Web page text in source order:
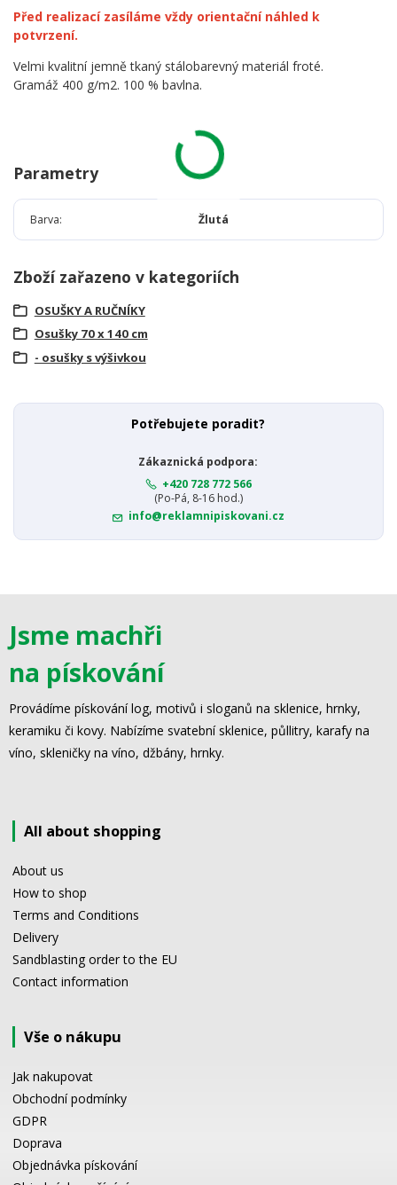
Před realizací zasíláme vždy orientační náhled k
potvrzení.
Velmi kvalitní jemně tkaný stálobarevný materiál froté.
Gramáž 400 g/m2. 100 % bavlna.
Parametry
Barva Žlutá
Zboží zařazeno v kategoriích
OSUŠKY A RUČNÍKY
Osušky 70 x 140 cm
- osušky s výšivkou
Potřebujete poradit?
Zákaznická podpora:
+420 728 772 566
(Po-Pá, 8-16 hod.)
info@reklamnipiskovani.cz
Jsme machři
na pískování
Provádíme pískování log, motivů i sloganů na sklenice, hrnky,
keramiku či kovy. Nabízíme svatební sklenice, půllitry, karafy na
víno, skleničky na víno, džbány, hrnky.
All about shopping
About us
How to shop
Terms and Conditions
Delivery
Sandblasting order to the EU
Contact information
Vše o nákupu
Jak nakupovat
Obchodní podmínky
GDPR
Doprava
Objednávka pískování